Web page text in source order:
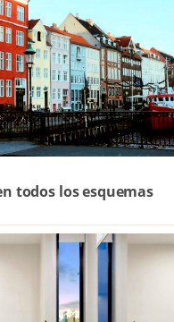
todos los esquemas